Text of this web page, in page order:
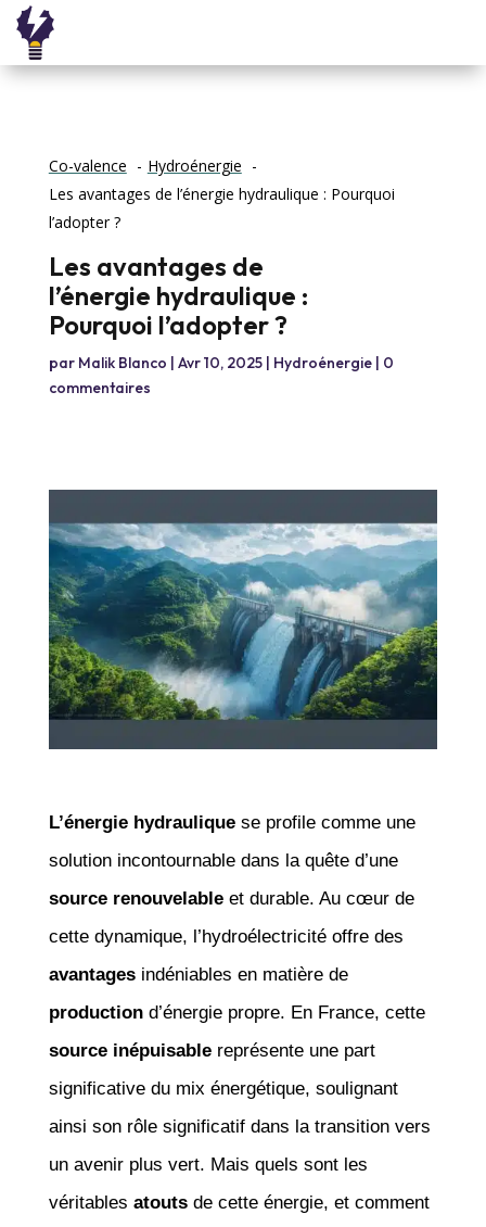
Co-valence
Hydroénergie
Les avantages de l’énergie hydraulique : Pourquoi
l’adopter ?
Les avantages de
l’énergie hydraulique :
Pourquoi l’adopter ?
par Malik Blanco | Avr 10, 2025| Hydroénergie| 0
commentaires
L’énergie hydrauliquese profile comme une
solution incontournable dans la quête d’une
source renouvelableet durable. Au cœur de
cette dynamique, l’hydroélectricité offre des
avantagesindéniables en matière de
productiond’énergie propre. En France, cette
source inépuisablereprésente une part
significative du mix énergétique, soulignant
ainsi son rôle significatif dans la transition vers
un avenir plus vert. Mais quels sont les
véritables atoutsde cette énergie, et comment